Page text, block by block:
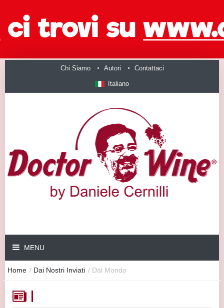
Chi Siamo Autori Contattaci
Italiano
MENU
Home / Dai Nostri Inviati / Dal Mondo